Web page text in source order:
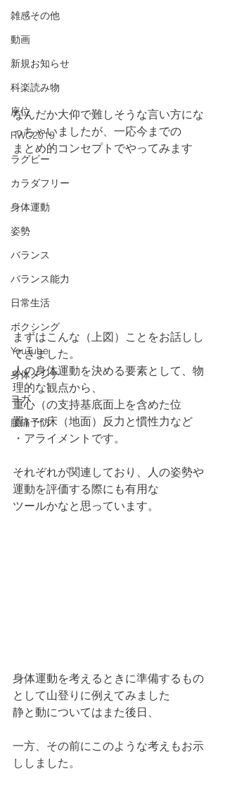
雑感その他
動画
新規お知らせ
科楽読み物
座位
RWC2019
ラグビー
カラダフリー
身体運動
姿勢
バランス
バランス能力
日常生活
ボクシング
YouTube
身体メンテ
ヨガ
腰痛予防
なんだか大仰で難しそうな言い方にな
っちゃいましたが、一応今までの
まとめ的コンセプトでやってみます
まずはこんな（上図）ことをお話しし
てきました。
人の身体運動を決める要素として、物
理的な観点から、
重心（の支持基底面上を含めた位
置）・床（地面）反力と慣性力など
・アライメントです。
それぞれが関連しており、人の姿勢や
運動を評価する際にも有用な
ツールかなと思っています。
身体運動を考えるときに準備するもの
として山登りに例えてみました
静と動についてはまた後日、
一方、その前にこのような考えもお示
ししました。